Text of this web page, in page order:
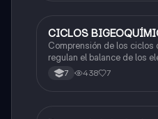
Biologia
CICLOS
Comprensión de los
regulan el balance de los
7 438 7